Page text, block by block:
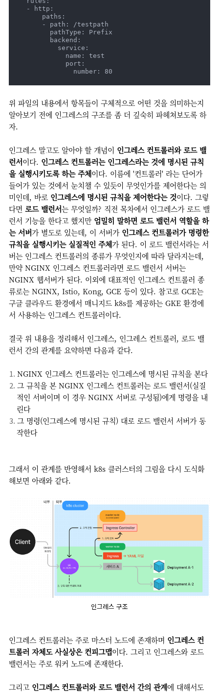
              number: 80
위 파일의 내용에서 항목들이 구체적으로 어떤 것을 의미하는지
알아보기 전에 인그레스의 구조를 좀 더 깊숙히 파헤쳐보도록 하
자.
인그레스 말고도 알아야 할 개념이 인그레스 컨트롤러와 로드 밸
런서이다. 인그레스 컨트롤러는 인그레스라는 것에 명시된 규칙
을 실행시키도록 하는 주체이다. 이름에 '컨트롤러' 라는 단어가
들어가 있는 것에서 눈치챌 수 있듯이 무엇인가를 제어한다는 의
미인데, 바로 인그레스에 명시된 규칙을 제어한다는 것이다. 그렇
다면 로드 밸런서는 무엇일까? 직전 목차에서 인그레스가 로드 밸
런서 기능을 한다고 했지만엄밀히 말하면 로드 밸런서 역할을 하
는 서버가 별도로 있는데, 이 서버가 인그레스 컨트롤러가 명령한
규칙을 실행시키는 실질적인 주체가 된다. 이 로드 밸런서라는 서
버는 인그레스 컨트롤러의 종류가 무엇인지에 따라 달라지는데,
만약 NGINX 인그레스 컨트롤러라면 로드 밸런서 서버는
NGINX 웹서버가 된다. 이외에 대표적인 인그레스 컨트롤러 종
류로는 NGINX, Istio, Kong, GCE 등이 있다. 참고로 GCE는
구글 클라우드 환경에서 매니지드 k8s를 제공하는 GKE 환경에
서 사용하는 인그레스 컨트롤러이다.
결국 위 내용을 정리해서 인그레스, 인그레스 컨트롤러, 로드 밸
런서 간의 관계를 요약하면 다음과 같다.
NGINX 인그레스 컨트롤러는 인그레스에 명시된 규칙을 본다
그 규칙을 본 NGINX 인그레스 컨트롤러는 로드 밸런서(실질
적인 서버이며 이 경우 NGINX 서버로 구성됨)에게 명령을 내
린다
그 명령(인그레스에 명시된 규칙) 대로 로드 밸런서 서버가 동
작한다
그래서 이 관계를 반영해서 k8s 클러스터의 그림을 다시 도식화
해보면 아래와 같다.
인그레스 구조
인그레스 컨트롤러는 주로 마스터 노드에 존재하며 인그레스 컨
트롤러 자체도 사실상은 컨피그맵이다. 그리고 인그레스와 로드
밸런서는 주로 워커 노드에 존재한다.
그리고 인그레스 컨트롤러와 로드 밸런서 간의 관계에 대해서도